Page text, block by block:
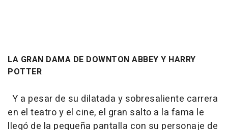
LA GRAN DAMA DE DOWNTON ABBEY Y HARRY
POTTER
Y a pesar de su dilatada y sobresaliente carrera
en el teatro y el cine, el gran salto a la fama le
llegó de la pequeña pantalla con su personaje de